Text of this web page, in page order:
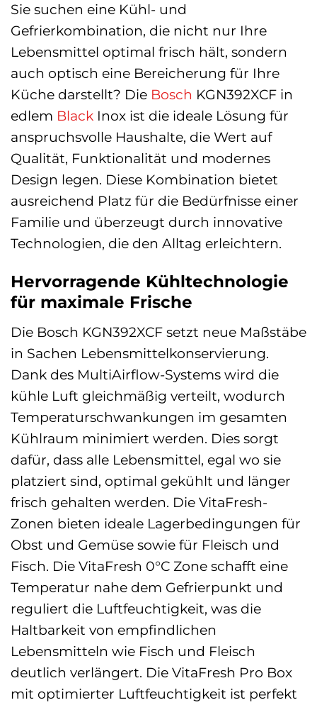
Sie suchen eine Kühl- und
Gefrierkombination, die nicht nur Ihre
Lebensmittel optimal frisch hält, sondern
auch optisch eine Bereicherung für Ihre
Küche darstellt? Die Bosch KGN392XCF in
edlem Black Inox ist die ideale Lösung für
anspruchsvolle Haushalte, die Wert auf
Qualität, Funktionalität und modernes
Design legen. Diese Kombination bietet
ausreichend Platz für die Bedürfnisse einer
Familie und überzeugt durch innovative
Technologien, die den Alltag erleichtern.
Hervorragende Kühltechnologie
für maximale Frische
Die Bosch KGN392XCF setzt neue Maßstäbe
in Sachen Lebensmittelkonservierung.
Dank des MultiAirflow-Systems wird die
kühle Luft gleichmäßig verteilt, wodurch
Temperaturschwankungen im gesamten
Kühlraum minimiert werden. Dies sorgt
dafür, dass alle Lebensmittel, egal wo sie
platziert sind, optimal gekühlt und länger
frisch gehalten werden. Die VitaFresh-
Zonen bieten ideale Lagerbedingungen für
Obst und Gemüse sowie für Fleisch und
Fisch. Die VitaFresh 0°C Zone schafft eine
Temperatur nahe dem Gefrierpunkt und
reguliert die Luftfeuchtigkeit, was die
Haltbarkeit von empfindlichen
Lebensmitteln wie Fisch und Fleisch
deutlich verlängert. Die VitaFresh Pro Box
mit optimierter Luftfeuchtigkeit ist perfekt